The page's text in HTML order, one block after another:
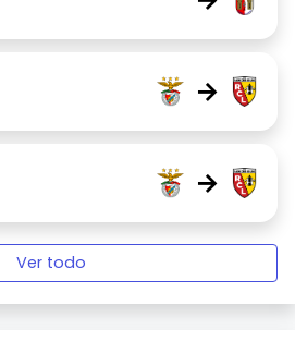
→
→
Ver todo